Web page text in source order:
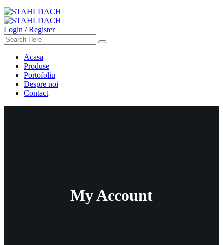
Login / Register
Acasa
Produse
Portofoliu
Despre noi
Contact
My Account